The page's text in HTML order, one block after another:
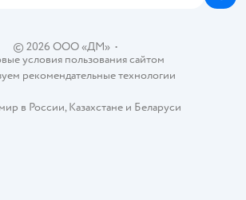
© 2026 ООО «ДМ»•
условия пользования сайтом
рекомендательные технологии
в России,Казахстанеи Беларуси